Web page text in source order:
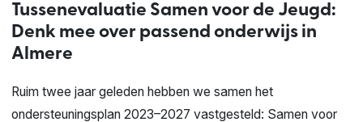
Tussenevaluatie Samen voor de Jeugd:
Denk mee over passend onderwijs in
Almere
Ruim twee jaar geleden hebben we samen het
ondersteuningsplan 2023–2027 vastgesteld: Samen voor